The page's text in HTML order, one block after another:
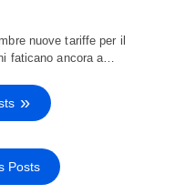
nuove tariffe per il
faticano ancora a…
Posts